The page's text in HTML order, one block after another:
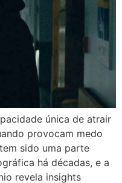
única de atrair
provocam medo
sido uma parte
há décadas, e a
revela insights